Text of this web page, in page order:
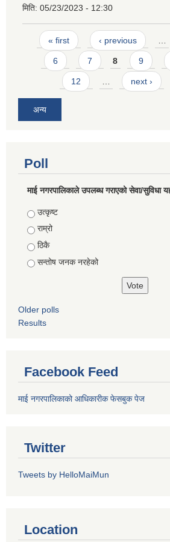
मिति: 05/23/2023 - 12:30
Pages
« first ‹ previous …
6 7 8 9
12 … next ›
अन्य
Poll
माई नगरपालिकाले उपलब्ध गराएको सेवा/सुविधा
Choices
उत्कृष्ट
राम्रो
ठिकै
सन्तोष जनक नरहेको
Older polls
Results
Facebook Feed
माई नगरपालिकाको आधिकारीक फेसबुक पेज
Twitter
Tweets by HelloMaiMun
Location